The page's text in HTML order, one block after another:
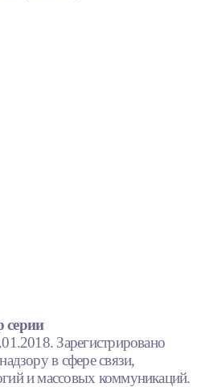
серии
Зарегистрировано
в сфере связи,
и массовых коммуникаций.